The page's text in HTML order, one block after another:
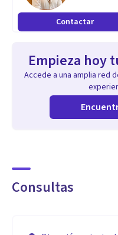
Contactar
Empieza hoy
Accede a una amplia red
Consultas